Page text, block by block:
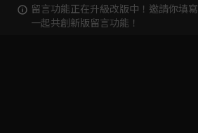
留言功能正在升級改版中！邀請你填寫
一起共創新版留言功能！